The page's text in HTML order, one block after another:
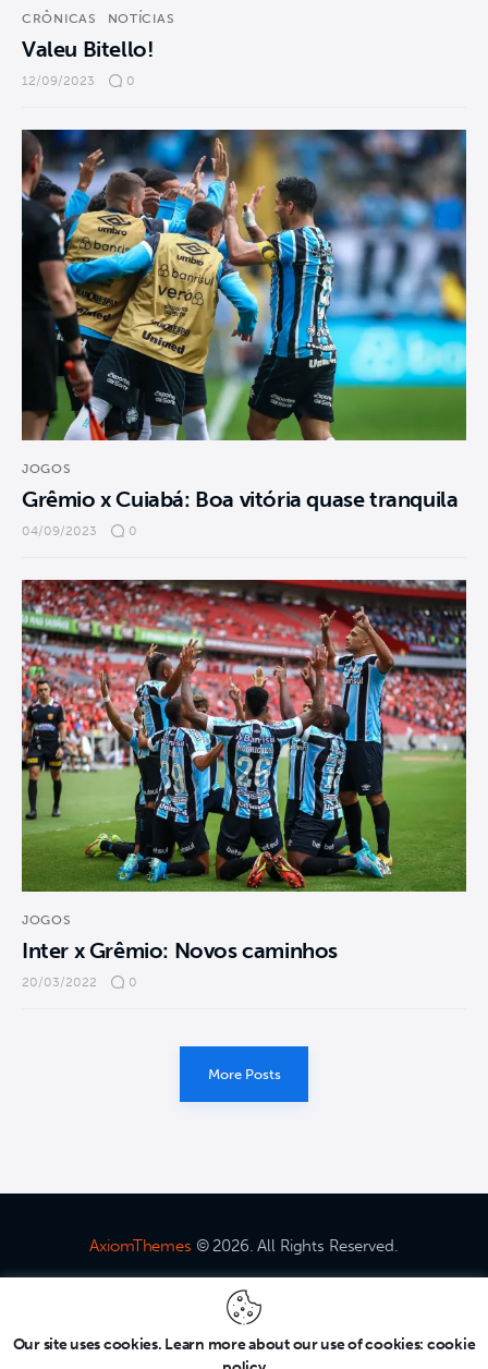
CRÔNICAS NOTÍCIAS
Valeu Bitello!
12/09/2023 0
JOGOS
Grêmio x Cuiabá: Boa vitória quase tranquila
04/09/2023 0
JOGOS
Inter x Grêmio: Novos caminhos
20/03/2022 0
More Posts
AxiomThemes © 2026. All Rights Reserved.
Crônicas Jogos
Our site uses cookies. Learn more about our use of cookies: cookie